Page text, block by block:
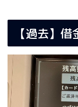
【過去】